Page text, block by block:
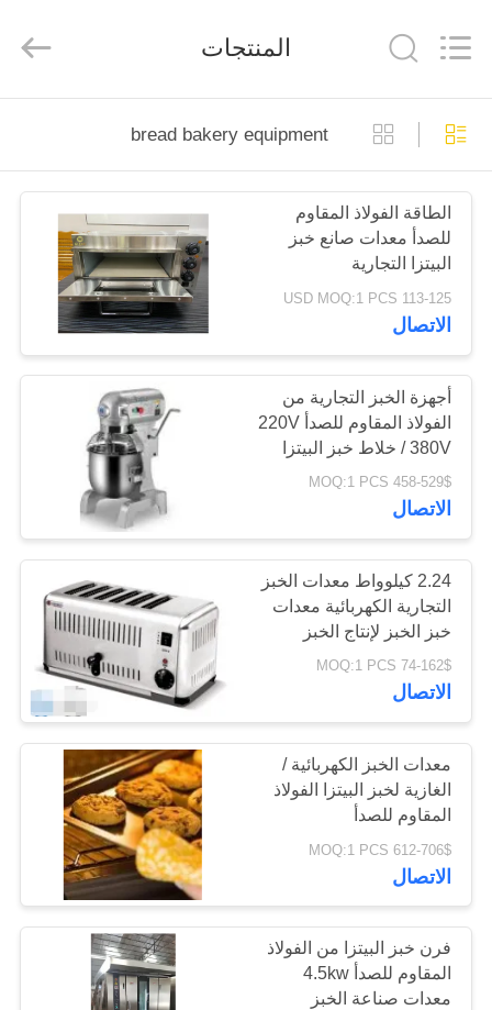
المنزل
المنتجات
فيديوهات
برنامج
VR
حولنا
جولة
في
المصنع
مراقبة
الجودة
أخبار
اطلب
اقتباس
خريطة
الموقع
Equipment
Co.,
Ltd..
Reserved.
المنتجات
bread bakery equipment
الطاقة الفولاذ المقاوم
للصدأ معدات صانع خبز
البيتزا التجارية
113-125 USD MOQ:1 PCS
الاتصال
أجهزة الخبز التجارية من
الفولاذ المقاوم للصدأ 220V
/ 380V خلاط خبز البيتزا
الإنتاجية
458-529$ MOQ:1 PCS
الاتصال
2.24 كيلوواط معدات الخبز
التجارية الكهربائية معدات
خبز الخبز لإنتاج الخبز
المحمص
74-162$ MOQ:1 PCS
الاتصال
معدات الخبز الكهربائية /
الغازية لخبز البيتزا الفولاذ
المقاوم للصدأ
612-706$ MOQ:1 PCS
الاتصال
فرن خبز البيتزا من الفولاذ
المقاوم للصدأ 4.5kw
معدات صناعة الخبز